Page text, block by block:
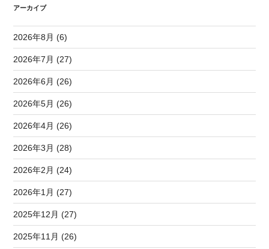
アーカイブ
2026年8月 (6)
2026年7月 (27)
2026年6月 (26)
2026年5月 (26)
2026年4月 (26)
2026年3月 (28)
2026年2月 (24)
2026年1月 (27)
2025年12月 (27)
2025年11月 (26)